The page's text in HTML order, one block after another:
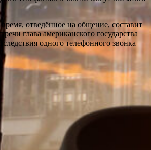
отведённое на общение, составит
глава американского государства
одного телефонного звонка